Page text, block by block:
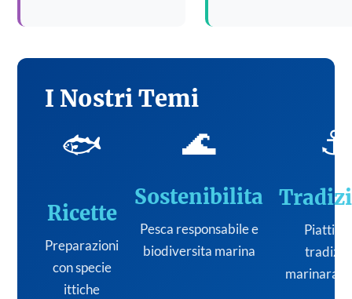
I Nostri Temi
🐟
Ricette
Preparazioni
con specie
ittiche
🌊
Sostenibilita
Pesca responsabile e
biodiversita marina
⚓
Piatti
marinara